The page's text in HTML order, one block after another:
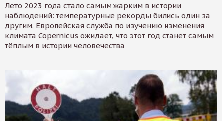
Лето 2023 года стало самым жарким в истории
наблюдений: температурные рекорды бились один за
другим. Европейская служба по изучению изменения
климата Copernicus ожидает, что этот год станет самым
тёплым в истории человечества